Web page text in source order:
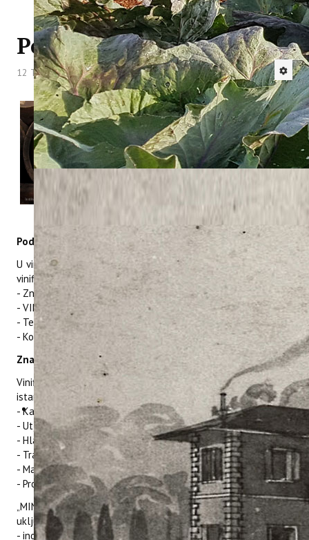
Podrum minivinifikacije
12 Travanj 2013 Hitova: 13431
Podrum minivinifikacije
U vinarskom podrumu Instituta „MINIVINIFIKACIJA" obavlja se
vinifikacija koja obuhvaća rad na:
- Znanstveno istraživačkoj djelatnosti
- VIP projektima
- Tehnologijskim projektima
- Komercijalnim projektima
Znanstveno-istraživačka djelatnost
Vinifikacija prvenstveno autohtonih sorata grožđa (Malvazija
istarska, Teran, Borgonja, Hrvatica, Muškat Ruža Porečki)
- Karakterizacija vina autohtonih sorata grožđa
- Utjecaj tehnoloških operacija na kvalitetu vina
- Hladna maceracija
- Trajanje maceracije
- Malolaktična fermentacija
- Proizvodnja vina iz prosušenog grožđa
„MINIVINIFIKACIJA" je opremljena suvremenom opremom koja
uključuje:
- inox tankove 55, 75, 115 litara